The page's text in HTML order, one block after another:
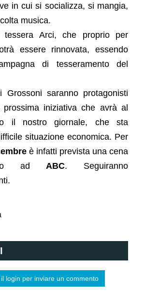
in cui si socializza, si mangia,
musica.
Arci, che proprio per
essere rinnovata, essendo
di tesseramento del
Grossoni saranno protagonisti
iniziativa che avrà al
il nostro giornale, che sta
situazione economica. Per
è infatti prevista una cena
ad ABC. Seguiranno
login per inviare un commento